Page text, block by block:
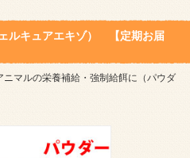
ルキュアエキゾ） 【定期お届
マルの栄養補給・強制給餌に（パウダ